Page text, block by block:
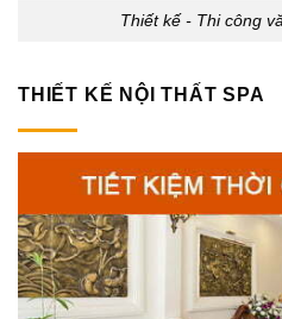
Thiết kế - Thi công
THIẾT KẾ NỘI THẤT SPA